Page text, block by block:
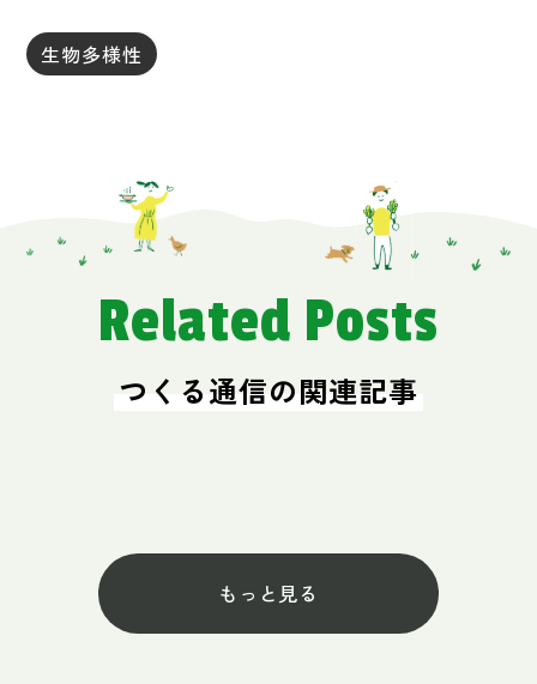
生物多様性
Related Posts
つくる通信の関連記事
もっと見る